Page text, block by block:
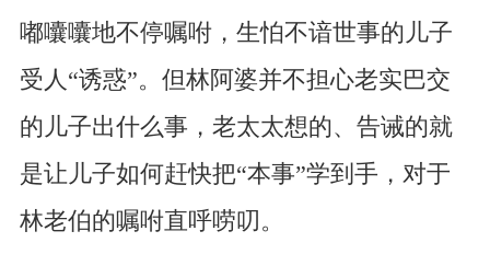
嘟囔囔地不停嘱咐，生怕不谙世事的儿子
受人“诱惑”。但林阿婆并不担心老实巴交
的儿子出什么事，老太太想的、告诫的就
是让儿子如何赶快把“本事”学到手，对于
林老伯的嘱咐直呼唠叨。